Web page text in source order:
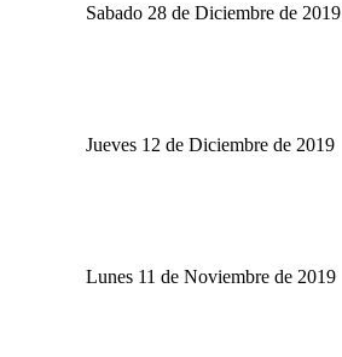
Sabado 28 de Diciembre de 2019
Jueves 12 de Diciembre de 2019
Lunes 11 de Noviembre de 2019